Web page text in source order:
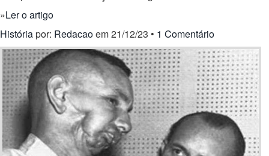
»Ler o artigo
Históriapor: Redacaoem 21/12/23 • 1 Comentário